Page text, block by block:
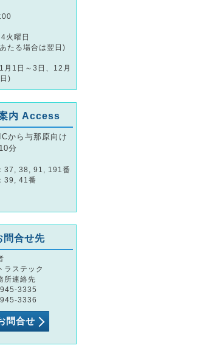
火曜日
たる場合は翌日)
月1日～3日、12月
)
内 Access
から与那原向け
分
37, 38, 91, 191番
39, 41番
問合せ先
ラステック
所連絡先
3335
3336
問合せ